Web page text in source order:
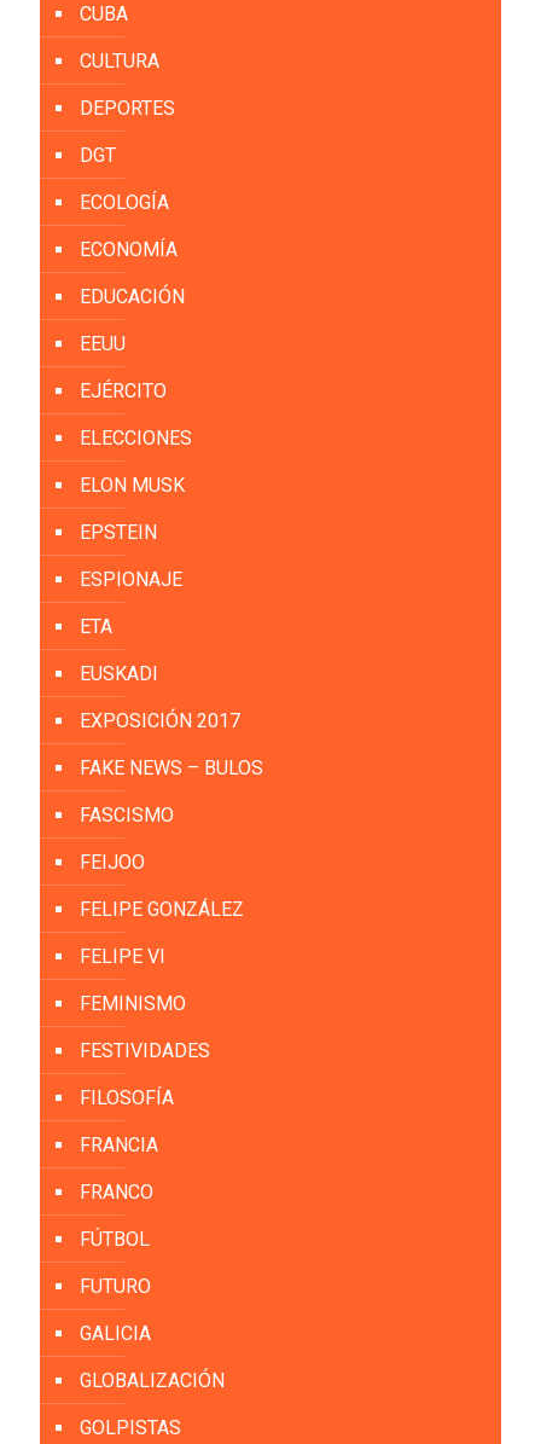
CUBA
CULTURA
DEPORTES
DGT
ECOLOGÍA
ECONOMÍA
EDUCACIÓN
EEUU
EJÉRCITO
ELECCIONES
ELON MUSK
EPSTEIN
ESPIONAJE
ETA
EUSKADI
EXPOSICIÓN 2017
FAKE NEWS – BULOS
FASCISMO
FEIJOO
FELIPE GONZÁLEZ
FELIPE VI
FEMINISMO
FESTIVIDADES
FILOSOFÍA
FRANCIA
FRANCO
FÚTBOL
FUTURO
GALICIA
GLOBALIZACIÓN
GOLPISTAS